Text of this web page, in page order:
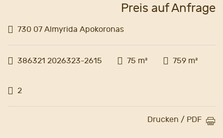
730 07 Almyrida Apokoronas
Preis auf Anfrage
386321 2026323-2615 75 m² 759 m²
2
Drucken / PDF